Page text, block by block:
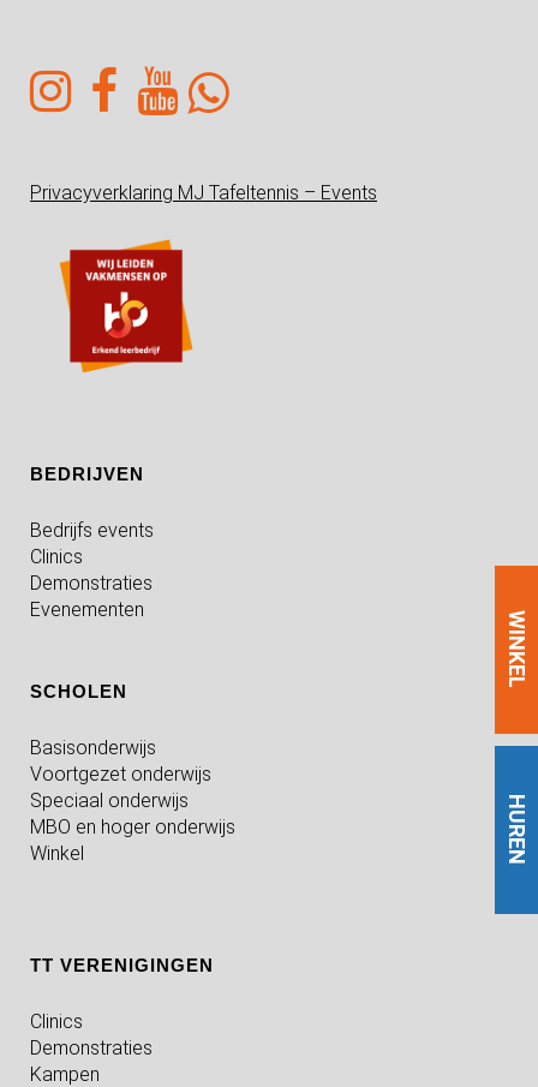
HUREN
WINKEL
Privacyverklaring MJ Tafeltennis – Events
BEDRIJVEN
Bedrijfs events
Clinics
Demonstraties
Evenementen
SCHOLEN
Basisonderwijs
Voortgezet onderwijs
Speciaal onderwijs
MBO en hoger onderwijs
Winkel
TT VERENIGINGEN
Clinics
Demonstraties
Kampen